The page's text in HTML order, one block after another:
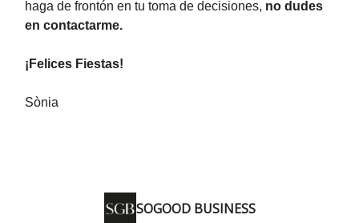
haga de frontón en tu toma de decisiones, no dudes
en contactarme.
¡Felices Fiestas!
Sònia
SOGOOD BUSINESS